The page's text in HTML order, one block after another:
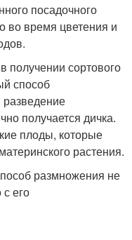
посадочного
во время цветения и
получении сортового
способ
получается дичка.
плоды, которые
растения.
размножения не
его